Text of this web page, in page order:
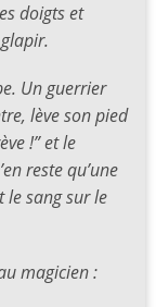
doigts et
Un guerrier
lève son pied
!” et le
reste qu’une
sang sur le
magicien :